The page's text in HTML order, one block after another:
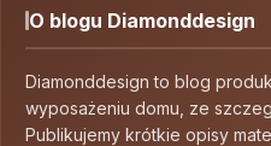
O blogu Diamonddesign
Diamonddesign to blog
wyposażeniu domu, ze
Publikujemy krótkie opisy